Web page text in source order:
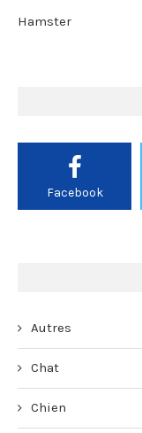
Hamster
Facebook
Autres
Chat
Chien